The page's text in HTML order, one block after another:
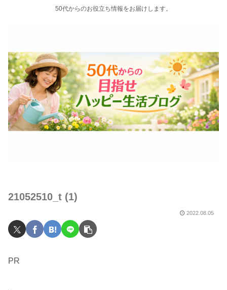
50代からのお役立ち情報をお届けします。
21052510_t (1)
2022.08.05
PR